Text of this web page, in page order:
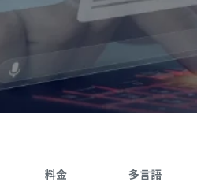
料金 多言語